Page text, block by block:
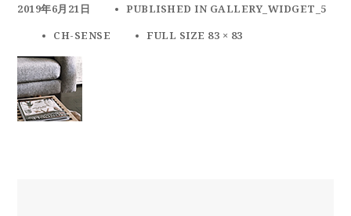
2019年6月21日 PUBLISHED IN GALLERY_WIDGET_5
CH-SENSE
FULL SIZE 83 × 83